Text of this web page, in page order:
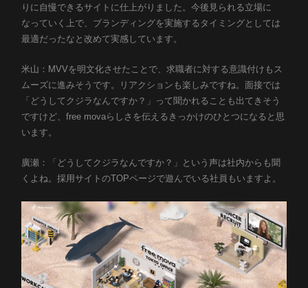
りに自慢できるサイトに仕上がりました。今後見られる立場に
なっていく上で、ブランディングを実施するタイミングとしては
最適だったなと改めて実感しています。
米山：MVVを明文化させたことで、求職者に対する意識付けもス
ムーズに進みそうです。リアクションも楽しみですね。面接では
「どうしてクジラなんですか？」って聞かれることも出てきそう
ですけど、free movaらしさを伝えるきっかけのひとつになると思
います。
廣瀬：「どうしてクジラなんですか？」という声は社内からも聞
くよね。採用サイトのTOPページで遊んでいる社員もいますよ。